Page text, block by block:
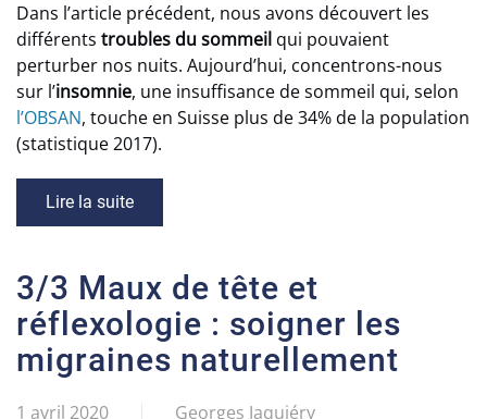
Dans l’article précédent, nous avons découvert les
différents troubles du sommeil qui pouvaient
perturber nos nuits. Aujourd’hui, concentrons-nous
sur l’insomnie, une insuffisance de sommeil qui, selon
l’OBSAN, touche en Suisse plus de 34% de la population
(statistique 2017).
Lire la suite
3/3 Maux de tête et
réflexologie : soigner les
migraines naturellement
1 avril 2020 Georges Jaquiéry